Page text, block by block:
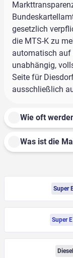
gesetzlich
die MTS-K zu
automatisch auf
unabhängig,
Seite für
ausschließlich
Wie oft
Was ist die
Super
Super
Diesel